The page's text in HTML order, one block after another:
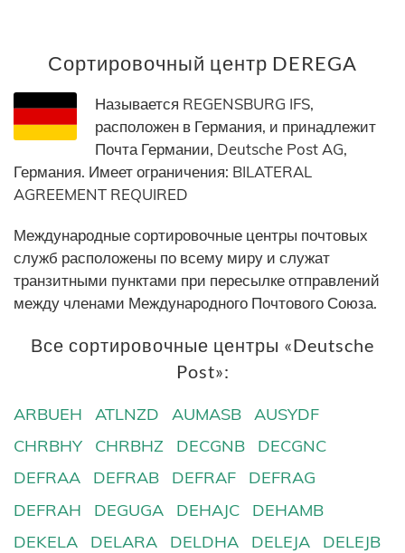
Сортировочный центр DEREGA
Называется REGENSBURG IFS,
расположен в Германия, и принадлежит
Почта Германии, Deutsche Post AG,
Германия. Имеет ограничения: BILATERAL
AGREEMENT REQUIRED
Международные сортировочные центры почтовых
служб расположены по всему миру и служат
транзитными пунктами при пересылке отправлений
между членами Международного Почтового Союза.
Все сортировочные центры «Deutsche
Post»:
ARBUEH ATLNZD AUMASB
AUSYDF
CHRBHY
CHRBHZ DECGNB
DECGNC
DEFRAA
DEFRAB DEFRAF
DEFRAG
DEFRAH
DEGUGA DEHAJC
DEHAMB
DEKELA
DELARA DELDHA DELEJA
DELEJB